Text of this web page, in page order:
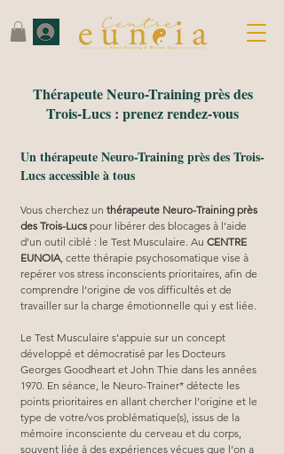
Thérapeute Neuro-Training près des
Trois-Lucs : prenez rendez-vous
Un thérapeute Neuro-Training près des Trois-
Lucs accessible à tous
Vous cherchez un thérapeute Neuro-Training près
des Trois-Lucs pour libérer des blocages à l’aide
d’un outil ciblé : le Test Musculaire. Au CENTRE
EUNOIA, cette thérapie psychosomatique vise à
repérer vos stress inconscients prioritaires, afin de
comprendre l’origine de vos difficultés et de
travailler sur la charge émotionnelle qui y est liée.
Le Test Musculaire s’appuie sur un concept
développé et démocratisé par les Docteurs
Georges Goodheart et John Thie dans les années
1970. En séance, le Neuro-Trainer* détecte les
points prioritaires en allant chercher l’origine et le
type de votre/vos problématique(s), issus de la
mémoire inconsciente du cerveau et du corps,
souvent liée à des expériences vécues que l’on a